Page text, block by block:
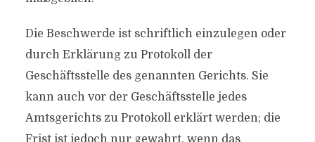
Die Beschwerde ist schriftlich einzulegen oder
durch Erklärung zu Protokoll der
Geschäftsstelle des genannten Gerichts. Sie
kann auch vor der Geschäftsstelle jedes
Amtsgerichts zu Protokoll erklärt werden; die
Frist ist jedoch nur gewahrt, wenn das